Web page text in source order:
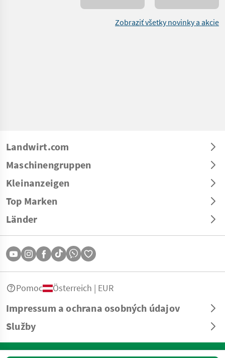
Zobraziť všetky novinky a akcie
Landwirt.com
Maschinengruppen
Kleinanzeigen
Top Marken
Länder
Impressum a ochrana osobných údajov
Služby
Pomoc Österreich | EUR
© Copyright 2026 Landwirt.com GmbH Všetky práva vyhradené. Všetky